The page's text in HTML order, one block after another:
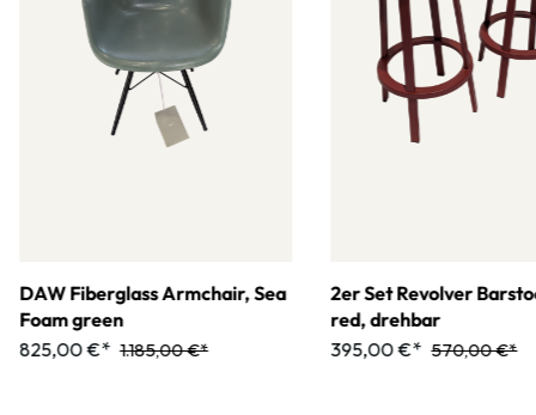
DAW Fiberglass Armchair, Sea
Foam green
825,00 €* 1.185,00 €*
2er Set Revolver
red, drehbar
395,00 €* 570,00 €*